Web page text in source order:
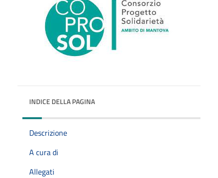
INDICE DELLA PAGINA
Descrizione
A cura di
Allegati